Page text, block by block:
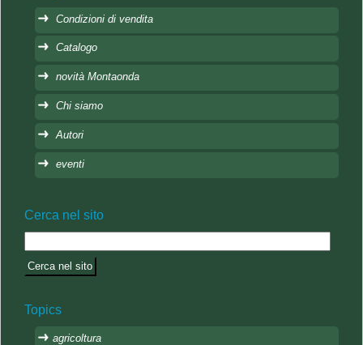
Condizioni di vendita
Catalogo
novità Montaonda
Chi siamo
Autori
eventi
Cerca nel sito
Topics
agricoltura